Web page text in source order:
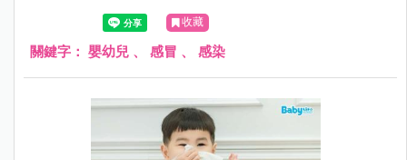
收藏
關鍵字： 嬰幼兒 、 感冒 、 感染